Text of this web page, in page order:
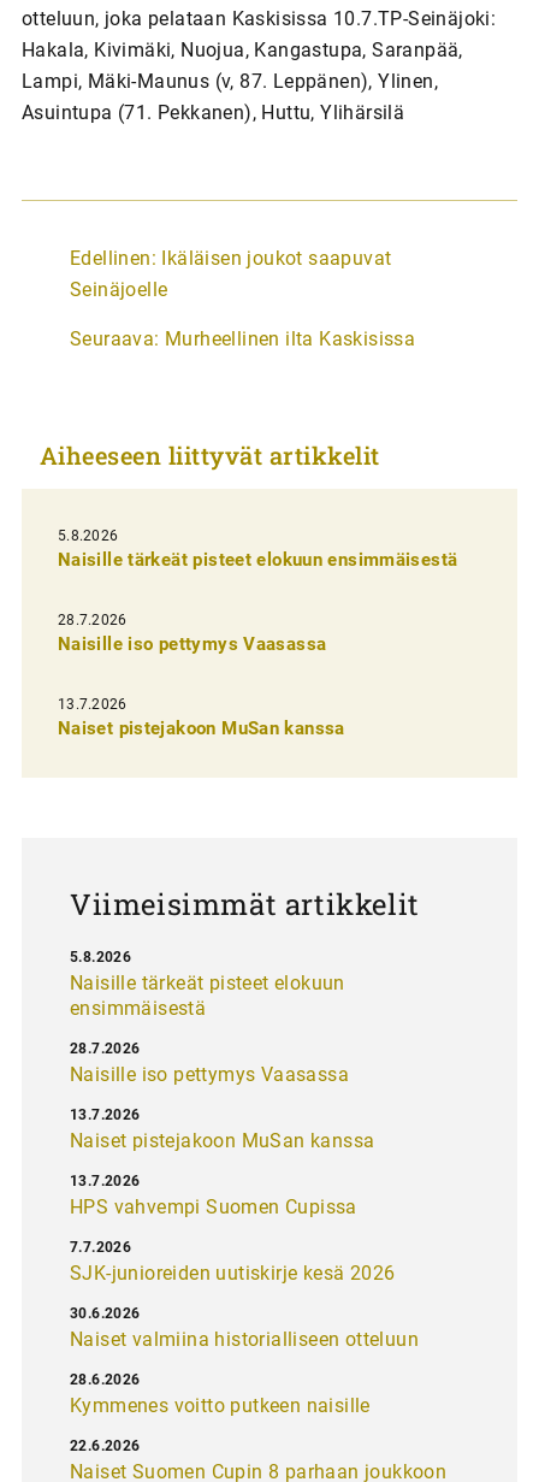
otteluun, joka pelataan Kaskisissa 10.7.TP-Seinäjoki:
Hakala, Kivimäki, Nuojua, Kangastupa, Saranpää,
Lampi, Mäki-Maunus (v, 87. Leppänen), Ylinen,
Asuintupa (71. Pekkanen), Huttu, Ylihärsilä
A
r
i
e
i
e
n
s
e
l
Edellinen: Ikäläisen joukot saapuvat
Seinäjoelle
Seuraava: Murheellinen ilta Kaskisissa
Aiheeseen liittyvät artikkelit
5.8.2026
Naisille tärkeät pisteet elokuun ensimmäisestä
28.7.2026
Naisille iso pettymys Vaasassa
13.7.2026
Naiset pistejakoon MuSan kanssa
Viimeisimmät artikkelit
Naisille tärkeät pisteet elokuun
ensimmäisestä
5.8.2026
Naisille iso pettymys Vaasassa
28.7.2026
Naiset pistejakoon MuSan kanssa
13.7.2026
HPS vahvempi Suomen Cupissa
13.7.2026
SJK-junioreiden uutiskirje kesä 2026
7.7.2026
Naiset valmiina historialliseen otteluun
30.6.2026
Kymmenes voitto putkeen naisille
28.6.2026
Naiset Suomen Cupin 8 parhaan joukkoon
22.6.2026